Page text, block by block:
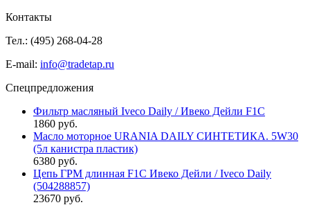
Контакты
Тел.: (495) 268-04-28
E-mail: info@tradetap.ru
Спецпредложения
Фильтр масляный Iveco Daily / Ивеко Дейли F1C
1860 руб.
Масло моторное URANIA DAILY СИНТЕТИКА. 5W30
(5л канистра пластик)
6380 руб.
Цепь ГРМ длинная F1C Ивеко Дейли / Iveco Daily
(504288857)
23670 руб.